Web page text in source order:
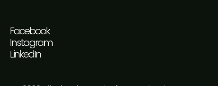
Facebook
Instagram
LinkedIn